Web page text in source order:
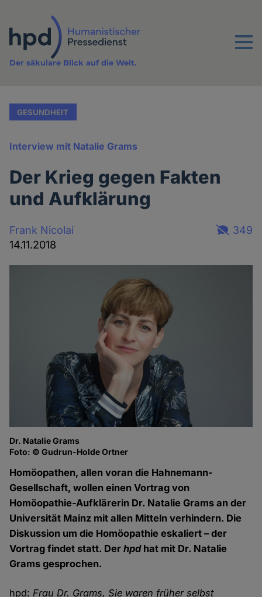
Inhalt
Menu
Der säkulare Blick auf die Welt.
GESUNDHEIT
Interview mit Natalie Grams
Der Krieg gegen Fakten
und Aufklärung
Frank Nicolai
14.11.2018
349
Dr. Natalie Grams
Foto: © Gudrun-Holde Ortner
Homöopathen, allen voran die Hahnemann-
Gesellschaft, wollen einen Vortrag von
Homöopathie-Aufklärerin Dr. Natalie Grams an der
Universität Mainz mit allen Mitteln verhindern. Die
Diskussion um die Homöopathie eskaliert – der
Vortrag findet statt. Derhpdhat mit Dr. Natalie
Grams gesprochen.
hpd:Frau Dr. Grams, Sie waren früher selbst